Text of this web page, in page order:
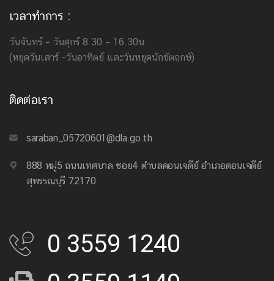
เวลาทำการ :
วันจันทร์ – วันศุกร์ 8.30 – 16.30น.
(หยุดวันเสาร์ -วันอาทิตย์ และวันหยุดนักขัตฤกษ์)
ติดต่อเรา
saraban_05720601@dla.go.th
888 หมู่5 ถนนเทศบาล ซอย4 ตำบลดอนเจดีย์ อำเภอดอนเจดีย์
สุพรรณบุรี 72170
0 3559 1240